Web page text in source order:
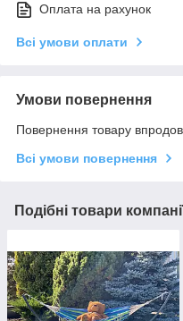
Оплата на рахунок
Всі умови оплати
Умови повернення
Повернення товару
Всі умови повернення
Подібні товари